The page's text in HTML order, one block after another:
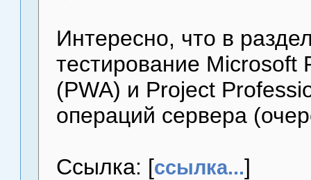
Интересно, что в
тестирование Microsoft
(PWA) и Project
операций сервера
Ссылка: [ссылка...]